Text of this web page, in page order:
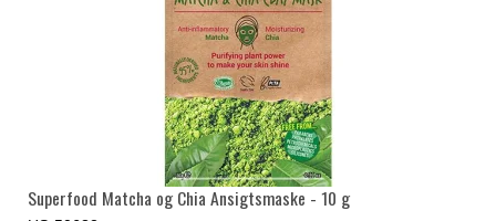
Superfood Matcha og Chia Ansigtsmaske - 10 g